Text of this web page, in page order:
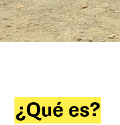
¿Qué es?